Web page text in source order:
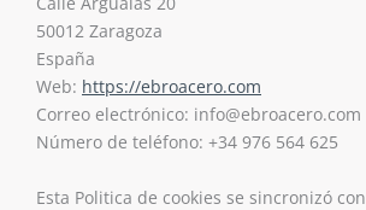
50012 Zaragoza
España
Web: https://ebroacero.com
Correo electrónico: info@ebroacero.com
Número de teléfono: +34 976 564 625
Esta Politica de cookies se sincronizó con